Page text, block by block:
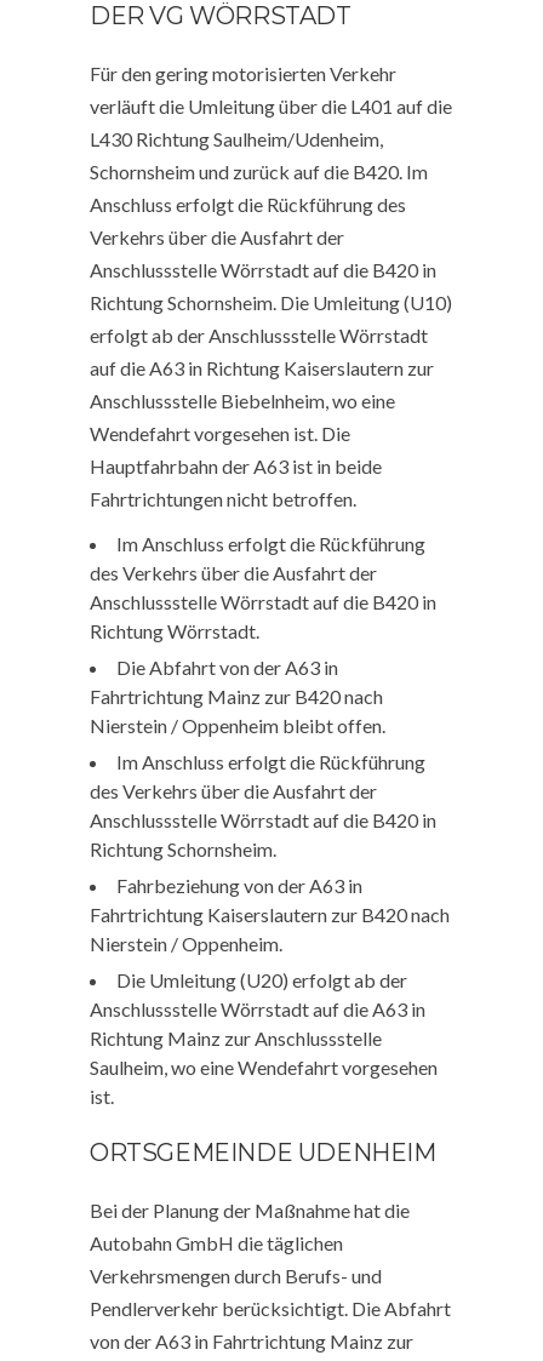
DER VG WÖRRSTADT
Für den gering motorisierten Verkehr
verläuft die Umleitung über die L401 auf die
L430 Richtung Saulheim/Udenheim,
Schornsheim und zurück auf die B420. Im
Anschluss erfolgt die Rückführung des
Verkehrs über die Ausfahrt der
Anschlussstelle Wörrstadt auf die B420 in
Richtung Schornsheim. Die Umleitung (U10)
erfolgt ab der Anschlussstelle Wörrstadt
auf die A63 in Richtung Kaiserslautern zur
Anschlussstelle Biebelnheim, wo eine
Wendefahrt vorgesehen ist. Die
Hauptfahrbahn der A63 ist in beide
Fahrtrichtungen nicht betroffen.
Im Anschluss erfolgt die Rückführung
des Verkehrs über die Ausfahrt der
Anschlussstelle Wörrstadt auf die B420 in
Richtung Wörrstadt.
Die Abfahrt von der A63 in
Fahrtrichtung Mainz zur B420 nach
Nierstein / Oppenheim bleibt offen.
Im Anschluss erfolgt die Rückführung
des Verkehrs über die Ausfahrt der
Anschlussstelle Wörrstadt auf die B420 in
Richtung Schornsheim.
Fahrbeziehung von der A63 in
Fahrtrichtung Kaiserslautern zur B420 nach
Nierstein / Oppenheim.
Die Umleitung (U20) erfolgt ab der
Anschlussstelle Wörrstadt auf die A63 in
Richtung Mainz zur Anschlussstelle
Saulheim, wo eine Wendefahrt vorgesehen
ist.
ORTSGEMEINDE UDENHEIM
Bei der Planung der Maßnahme hat die
Autobahn GmbH die täglichen
Verkehrsmengen durch Berufs- und
Pendlerverkehr berücksichtigt. Die Abfahrt
von der A63 in Fahrtrichtung Mainz zur